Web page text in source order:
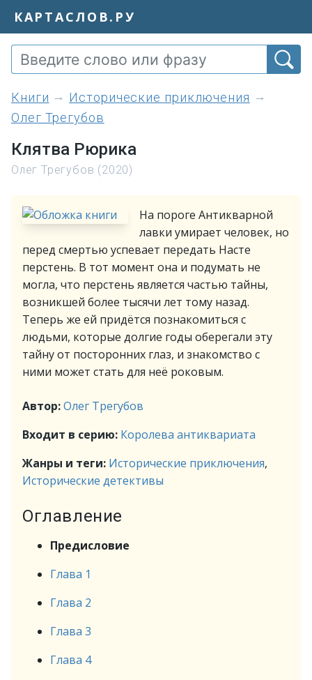
КАРТАСЛОВ.РУ
книги
Исторические приключения
Олег Трегубов
Клятва Рюрика
Олег Трегубов (2020)
На пороге Антикварной
лавки умирает человек, но
перед смертью успевает передать Насте
перстень. В тот момент она и подумать не
могла, что перстень является частью тайны,
возникшей более тысячи лет тому назад.
Теперь же ей придётся познакомиться с
людьми, которые долгие годы оберегали эту
тайну от посторонних глаз, и знакомство с
ними может стать для неё роковым.
Автор:Олег Трегубов
Входит в серию: Королева антиквариата
Жанры и теги: Исторические приключения,
Исторические детективы
Оглавление
Предисловие
Глава 1
Глава 2
Глава 3
Глава 4